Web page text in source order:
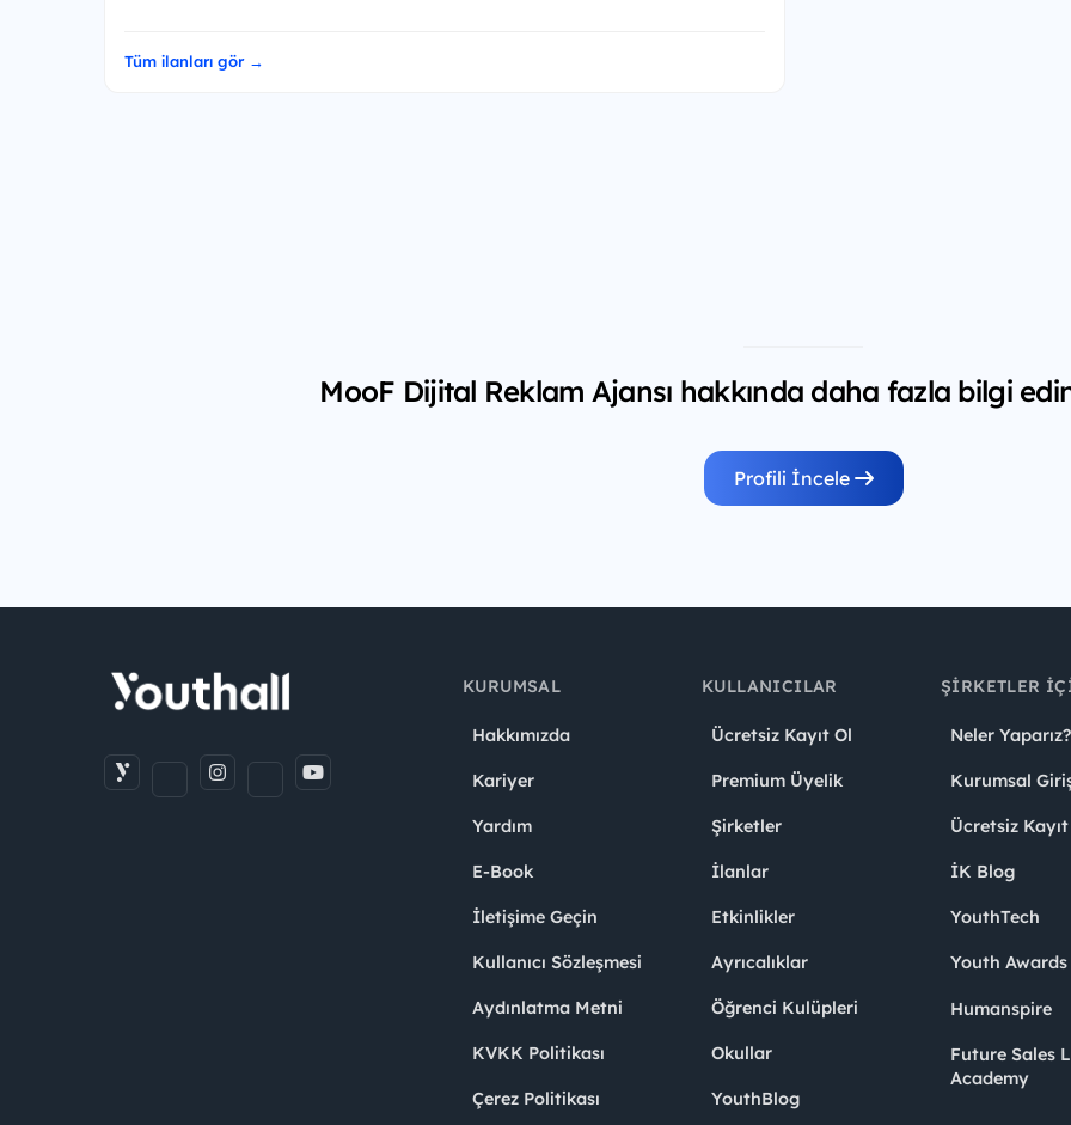
Tüm ilanları gör →
MooF Dijital Reklam Ajansı hakkında daha fazla bilgi
Profili İncele
KURUMSAL
Hakkımızda
Kariyer
Yardım
E-Book
İletişime Geçin
Kullanıcı Sözleşmesi
Aydınlatma Metni
KVKK Politikası
Çerez Politikası
KULLANICILAR
Ücretsiz Kayıt Ol
Premium Üyelik
Şirketler
İlanlar
Etkinlikler
Ayrıcalıklar
Öğrenci Kulüpleri
Okullar
YouthBlog
ŞIRKETLER
Neler Yaparız?
Kurumsal
Ücretsiz Kayıt
İK Blog
YouthTech
Youth Awards
Humanspire
Future Sales
Academy